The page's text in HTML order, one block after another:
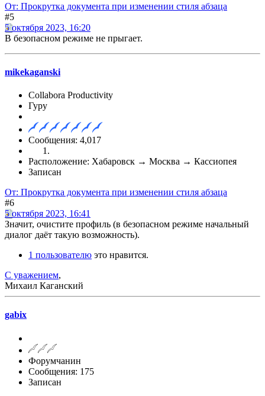
От: Прокрутка документа при изменении стиля абзаца
#5
5 октября 2023, 16:20
В безопасном режиме не прыгает.
mikekaganski
Collabora Productivity
Гуру
Сообщения: 4,017
Расположение: Хабаровск → Москва → Кассиопея
Записан
От: Прокрутка документа при изменении стиля абзаца
#6
5 октября 2023, 16:41
Значит, очистите профиль (в безопасном режиме начальный
диалог даёт такую возможность).
1 пользователю это нравится.
С уважением,
Михаил Каганский
gabix
Форумчанин
Сообщения: 175
Записан